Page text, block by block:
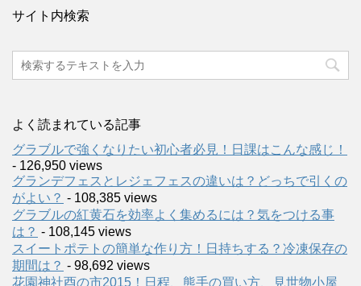
サイト内検索
よく読まれている記事
グラブルで強くなりたい初心者必見！日課はこんな感じ！
- 126,950 views
グランデフェスとレジェフェスの違いは？どっちで引くの
がよい？ - 108,385 views
グラブルの紅黄石を効率よく集めるには？気をつける事
は？ - 108,145 views
スイートポテトの簡単な作り方！日持ちする？冷凍保存の
期間は？ - 98,692 views
花園神社酉の市2015！日程、熊手の買い方、見世物小屋